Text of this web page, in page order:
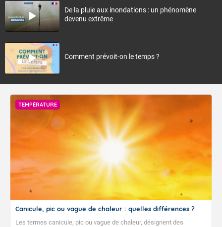
De la pluie aux inondations : un phénomène
devenu extrême
Comment prévoit-on le temps ?
TEMPÉRATURE
Canicule, pic ou vague de chaleur : quelles différences ?
Les termes canicule, pic ou vague de chaleur, désignent des